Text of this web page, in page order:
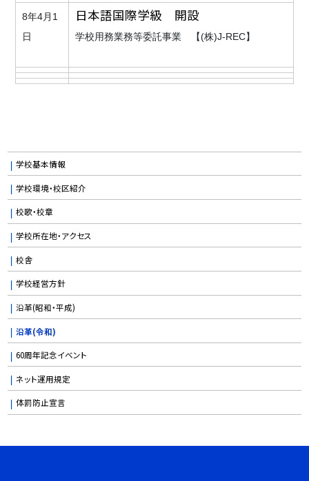
8年4月1
日
日本語国際学級 開設
学校用務業務等委託事業 【(株)J-REC】
学校基本情報
学校環境・校区紹介
校歌・校章
学校所在地・アクセス
校舎
学校経営方針
沿革(昭和・平成)
沿革(令和)
60周年記念イベント
ネット運用規定
体罰防止宣言